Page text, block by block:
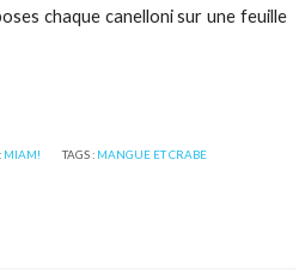
chaque canelloni sur une feuille
MIAM! TAGS : MANGUE ET CRABE